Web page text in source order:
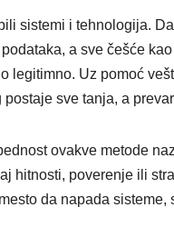
sistemi i tehnologija.
a sve češće
legitimno. Uz pomoć
sve tanja, a
ovakve metode
hitnosti, poverenje ili
da napada